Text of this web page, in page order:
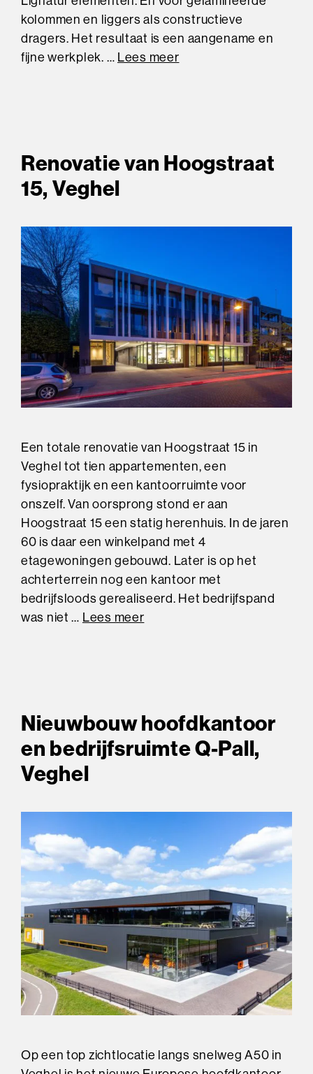
kolommen en liggers als constructieve
dragers. Het resultaat is een aangename en
fijne werkplek. … Lees meer
Renovatie van Hoogstraat
15, Veghel
Een totale renovatie van Hoogstraat 15 in
Veghel tot tien appartementen, een
fysiopraktijk en een kantoorruimte voor
onszelf. Van oorsprong stond er aan
Hoogstraat 15 een statig herenhuis. In de jaren
60 is daar een winkelpand met 4
etagewoningen gebouwd. Later is op het
achterterrein nog een kantoor met
bedrijfsloods gerealiseerd. Het bedrijfspand
was niet … Lees meer
Nieuwbouw hoofdkantoor
en bedrijfsruimte Q-Pall,
Veghel
Op een top zichtlocatie langs snelweg A50 in